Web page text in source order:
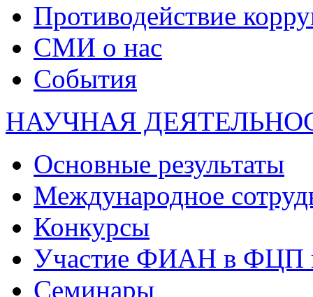
Противодействие
СМИ о нас
События
НАУЧНАЯ
Основные результаты
Международное
Конкурсы
Участие ФИАН в ФЦП
Семинары